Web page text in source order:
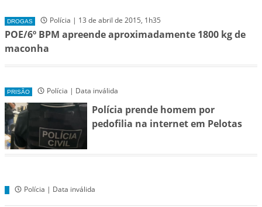
DROGAS Polícia | 13 de abril de 2015, 1h35
POE/6º BPM apreende aproximadamente 1800 kg de
maconha
PRISÃO Polícia | Data inválida
Polícia prende homem por
pedofilia na internet em Pelotas
Polícia | Data inválida